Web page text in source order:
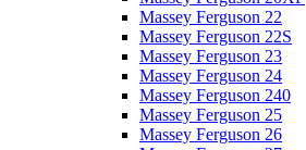
Massey Ferguson 22
Massey Ferguson 22S
Massey Ferguson 23
Massey Ferguson 24
Massey Ferguson 240
Massey Ferguson 25
Massey Ferguson 26